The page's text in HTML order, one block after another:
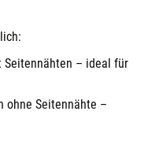
– ideal für
ohne Seitennähte –